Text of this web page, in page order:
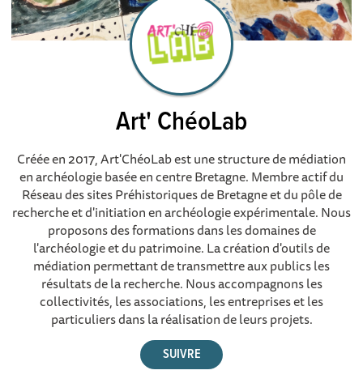
Art' ChéoLab
Créée en 2017, Art'ChéoLab est une structure de médiation
en archéologie basée en centre Bretagne. Membre actif du
Réseau des sites Préhistoriques de Bretagne et du pôle de
recherche et d'initiation en archéologie expérimentale. Nous
proposons des formations dans les domaines de
l'archéologie et du patrimoine. La création d'outils de
médiation permettant de transmettre aux publics les
résultats de la recherche. Nous accompagnons les
collectivités, les associations, les entreprises et les
particuliers dans la réalisation de leurs projets.